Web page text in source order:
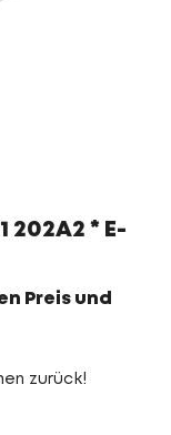
202A2 * E-
Preis und
zurück!